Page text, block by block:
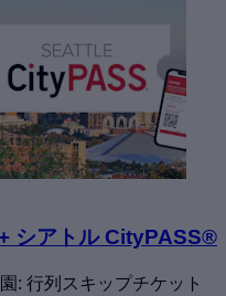
シアトル CityPASS®
: 行列スキップチケット